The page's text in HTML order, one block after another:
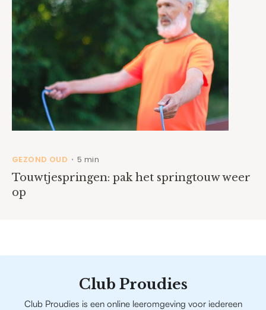
GEZOND OUD • 5 min
Touwtjespringen: pak het springtouw weer
op
Club Proudies
Club Proudies is een online leeromgeving voor iedereen